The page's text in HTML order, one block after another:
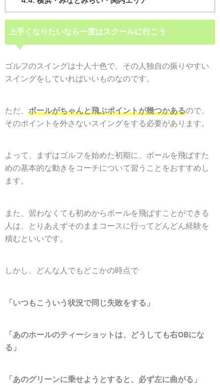
上手くなりたいなら一度はスクールに行こう
ゴルフのスイングは十人十色で、その人独自の振りやすい
スイングをしていればいいものなのです。
ただ、 ボールがちゃんと飛ぶポイントが幾つかあるので、
そのポイントを外さないスイングをする必要があります。
よって、まずはゴルフを始めた初期に、ボールを飛ばすた
めの基本的な動きをコーチについて習うことをおすすめし
ます。
また、習わなくても初めからボールを飛ばすことができる
人は、とりあえずそのままコースに行ってどんどん経験を
積むといいです。
しかし、どんな人でもどこかの時点で
「いつもこういう状況で同じ失敗をする」
「あのホールのティーショットは、どうしても右OBにな
る」
「あのグリーンに乗せようとすると、必ず左に曲がる」